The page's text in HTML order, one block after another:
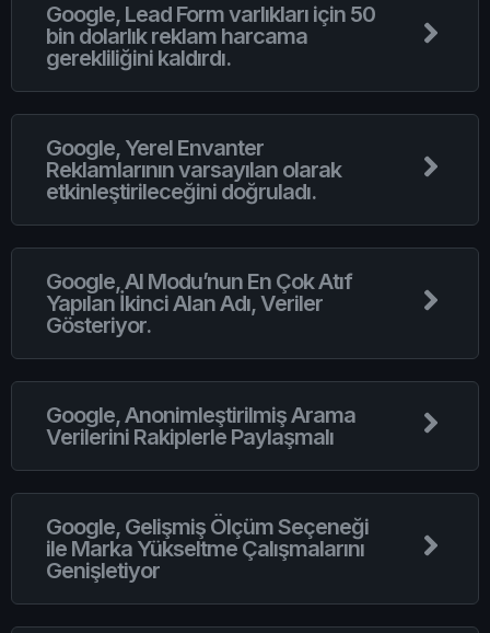
Google, Lead Form varlıkları için 50
bin dolarlık reklam harcama
gerekliliğini kaldırdı.
Google, Yerel Envanter
Reklamlarının varsayılan olarak
etkinleştirileceğini doğruladı.
Google, AI Modu’nun En Çok Atıf
Yapılan İkinci Alan Adı, Veriler
Gösteriyor.
Google, Anonimleştirilmiş Arama
Verilerini Rakiplerle Paylaşmalı
Google, Gelişmiş Ölçüm Seçeneği
ile Marka Yükseltme Çalışmalarını
Genişletiyor